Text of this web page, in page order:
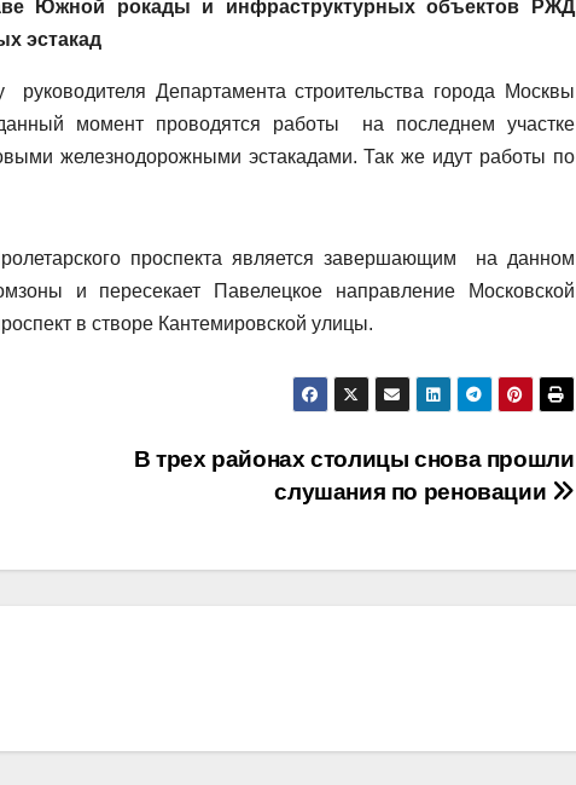
Южной рокады и инфраструктурных объектов РЖД
эстакад
руководителя Департамента строительства города Москвы
момент проводятся работы на последнем участке
железнодорожными эстакадами. Так же идут работы по
проспекта является завершающим на данном
и пересекает Павелецкое направление Московской
в створе Кантемировской улицы.
В трех районах столицы снова прошли
слушания по реновации